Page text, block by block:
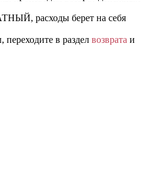
расходы берет на себя
переходите в раздел возврата и